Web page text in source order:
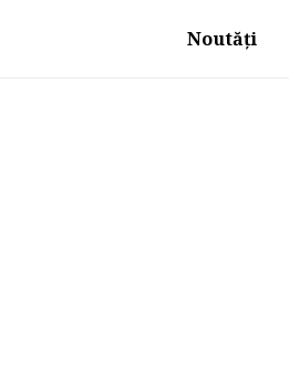
Noutăți